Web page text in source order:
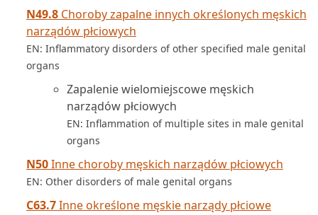
N49.8 Choroby zapalne innych określonych męskich
narządów płciowych
EN: Inflammatory disorders of other specified male genital
organs
Zapalenie wielomiejscowe męskich
narządów płciowych
EN: Inflammation of multiple sites in male genital
organs
N50Inne choroby męskich narządów płciowych
EN: Other disorders of male genital organs
C63.7Inne określone męskie narządy płciowe